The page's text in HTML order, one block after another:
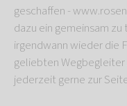
geschaffen -
dazu ein gemeinsam
irgendwann wieder die
geliebten Wegbegleiter
jederzeit gerne zur